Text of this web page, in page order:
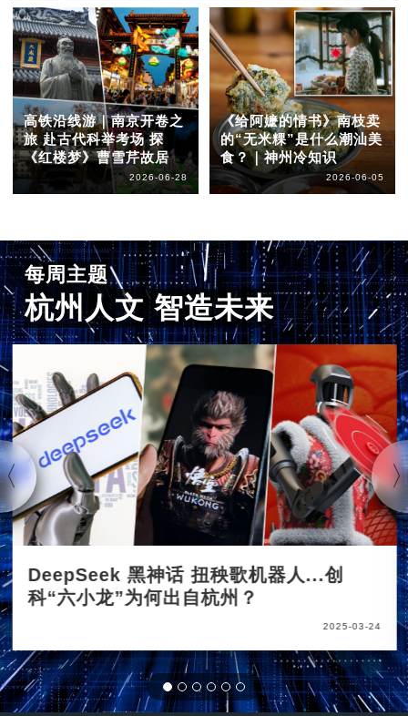
高铁沿线游｜南京开卷之
旅 赴古代科举考场 探
《红楼梦》曹雪芹故居
2026-06-28
《给阿嬷的情书》南枝卖
的“无米粿”是什么潮汕美
食？｜神州冷知识
2026-06-05
每周主题
杭州人文 智造未来
DeepSeek 黑神话 扭秧歌机器人...创
科“六小龙”为何出自杭州？
2025-03-24